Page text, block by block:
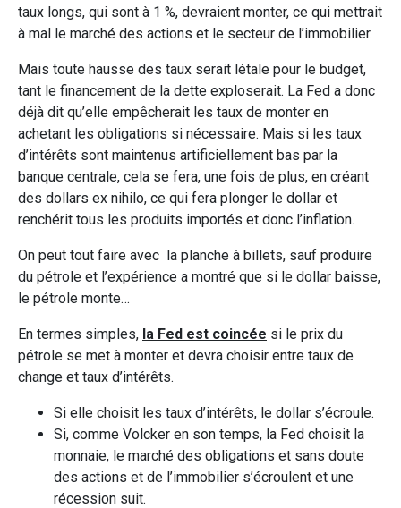
taux longs, qui sont à 1 %, devraient monter, ce qui mettrait
à mal le marché des actions et le secteur de l’immobilier.
Mais toute hausse des taux serait létale pour le budget,
tant le financement de la dette exploserait. La Fed a donc
déjà dit qu’elle empêcherait les taux de monter en
achetant les obligations si nécessaire. Mais si les taux
d’intérêts sont maintenus artificiellement bas par la
banque centrale, cela se fera, une fois de plus, en créant
des dollars ex nihilo, ce qui fera plonger le dollar et
renchérit tous les produits importés et donc l’inflation.
On peut tout faire avec la planche à billets, sauf produire
du pétrole et l’expérience a montré que si le dollar baisse,
le pétrole monte…
En termes simples, la Fed est coincée si le prix du
pétrole se met à monter et devra choisir entre taux de
change et taux d’intérêts.
Si elle choisit les taux d’intérêts, le dollar s’écroule.
Si, comme Volcker en son temps, la Fed choisit la
monnaie, le marché des obligations et sans doute
des actions et de l’immobilier s’écroulent et une
récession suit.